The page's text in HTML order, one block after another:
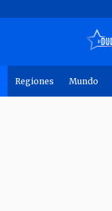
Regiones Mundo